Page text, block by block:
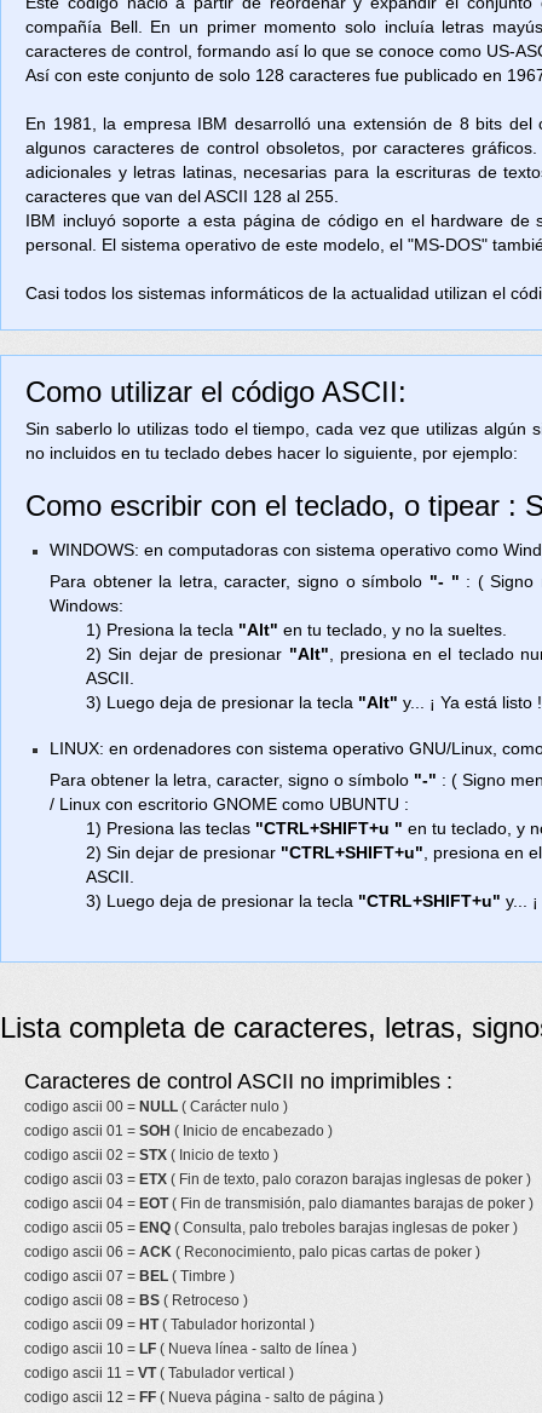
compañía Bell. En un primer momento solo incluía letras
caracteres de control, formando así lo que se conoce como US-
Así con este conjunto de solo 128 caracteres fue publicado en
En 1981, la empresa IBM desarrolló una extensión de 8 bits
algunos caracteres de control obsoletos, por caracteres
adicionales y letras latinas, necesarias para la escrituras de
caracteres que van del ASCII 128 al 255.
IBM incluyó soporte a esta página de código en el hardware
personal. El sistema operativo de este modelo, el "MS-DOS"
Casi todos los sistemas informáticos de la actualidad utilizan el
Como utilizar el código ASCII:
Sin saberlo lo utilizas todo el tiempo, cada vez que utilizas
no incluidos en tu teclado debes hacer lo siguiente, por ejemplo:
Como escribir con el teclado, o tipear :
WINDOWS: en computadoras con sistema operativo como
Para obtener la letra, caracter, signo o símbolo "- " : ( Signo
Windows:
1) Presiona la tecla "Alt" en tu teclado, y no la sueltes.
2) Sin dejar de presionar "Alt" , presiona en el teclado
ASCII.
3) Luego deja de presionar la tecla "Alt" y... ¡ Ya está listo
LINUX: en ordenadores con sistema operativo GNU/Linux,
Para obtener la letra, caracter, signo o símbolo "-" : ( Signo
/ Linux con escritorio GNOME como UBUNTU :
1) Presiona las teclas "CTRL+SHIFT+u " en tu teclado, y
2) Sin dejar de presionar "CTRL+SHIFT+u" , presiona en
ASCII.
3) Luego deja de presionar la tecla "CTRL+SHIFT+u" y...
Lista completa de caracteres, letras,
Caracteres de control ASCII no imprimibles :
codigo ascii 00 = NULL ( Carácter nulo )
codigo ascii 01 = SOH ( Inicio de encabezado )
codigo ascii 02 = STX ( Inicio de texto )
codigo ascii 03 = ETX ( Fin de texto, palo corazon barajas inglesas de poker )
codigo ascii 04 = EOT( Fin de transmisión, palo diamantes barajas de poker )
codigo ascii 05 = ENQ ( Consulta, palo treboles barajas inglesas de poker )
codigo ascii 06 = ACK ( Reconocimiento, palo picas cartas de poker )
codigo ascii 07 = BEL ( Timbre )
codigo ascii 08 = BS ( Retroceso )
codigo ascii 09 = HT( Tabulador horizontal )
codigo ascii 10 = LF ( Nueva línea - salto de línea )
codigo ascii 11 = VT( Tabulador vertical )
codigo ascii 12 = FF ( Nueva página - salto de página )